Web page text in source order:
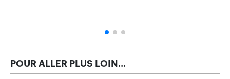
POUR ALLER PLUS LOIN...